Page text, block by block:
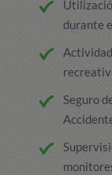
durante
Seguro